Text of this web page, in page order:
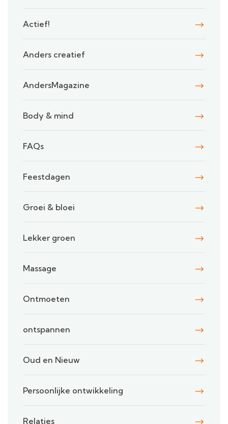
Actief!
Anders creatief
AndersMagazine
Body & mind
FAQs
Feestdagen
Groei & bloei
Lekker groen
Massage
Ontmoeten
ontspannen
Oud en Nieuw
Persoonlijke ontwikkeling
Relaties